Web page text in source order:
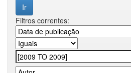
Filtros correntes: